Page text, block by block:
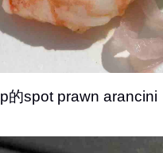
的spot prawn arancini